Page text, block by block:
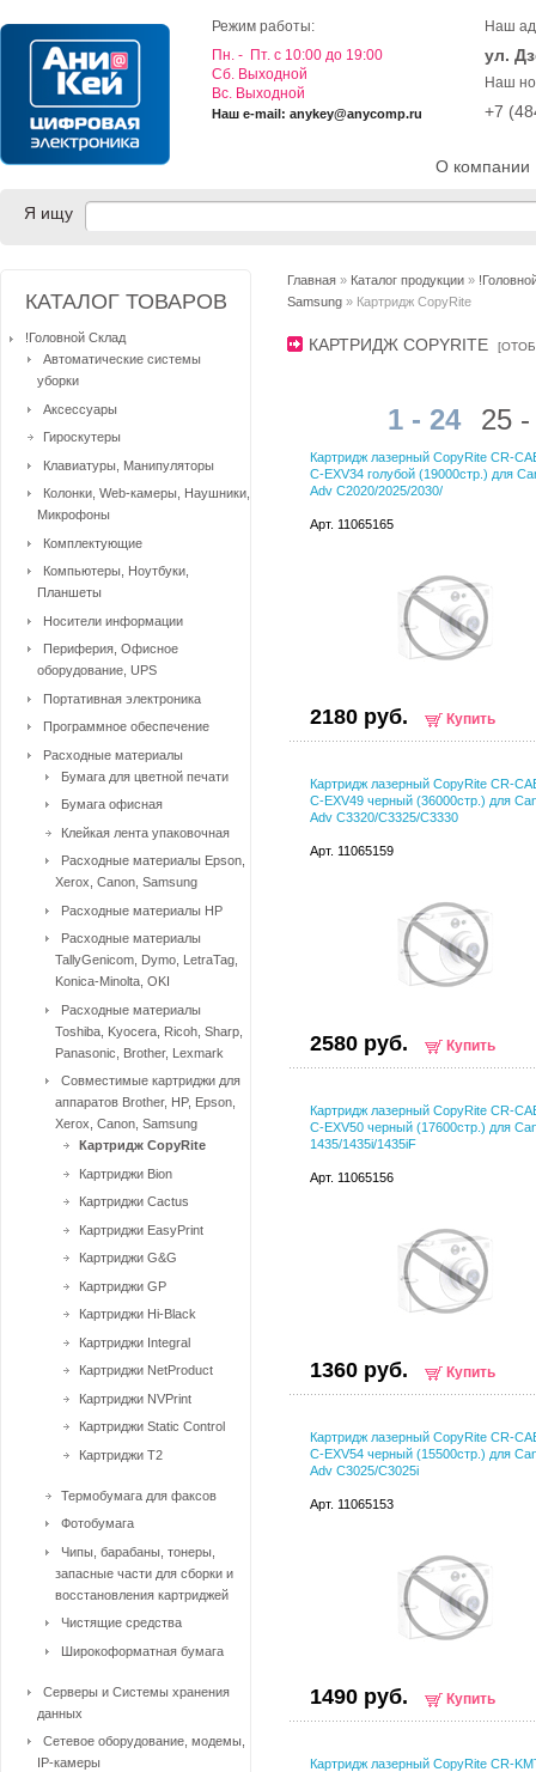
О компании
Режим работы:
Пн. - Пт. с 10:00 до 19:00
Cб. Выходной
Вс. Выходной
Наш e-mail: anykey@anycomp.ru
Наш
ул.
Наш
+7
Я ищу
Главная » Каталог продукции »
Samsung » Картридж CopyRite
КАРТРИДЖ COPYRITE [
1 - 24 25
Картридж лазерный CopyRite CR-
C-EXV34 голубой (19000стр.) для
Adv C2020/2025/2030/
Арт. 11065165
2180 руб. Купить
Картридж лазерный CopyRite CR-
C-EXV49 черный (36000стр.) для
Adv C3320/C3325/C3330
Арт. 11065159
2580 руб. Купить
Картридж лазерный CopyRite CR-
C-EXV50 черный (17600стр.) для
1435/1435i/1435iF
Арт. 11065156
1360 руб. Купить
Картридж лазерный CopyRite CR-
C-EXV54 черный (15500стр.) для
Adv C3025/C3025i
Арт. 11065153
1490 руб. Купить
Картридж лазерный CopyRite CR-
КАТАЛОГ ТОВАРОВ
!Головной Склад
Автоматические системы
уборки
Аксессуары
Гироскутеры
Клавиатуры, Манипуляторы
Колонки, Web-камеры, Наушники,
Микрофоны
Комплектующие
Компьютеры, Ноутбуки,
Планшеты
Носители информации
Периферия, Офисное
оборудование, UPS
Портативная электроника
Программное обеспечение
Расходные материалы
Бумага для цветной печати
Бумага офисная
Клейкая лента упаковочная
Расходные материалы Epson,
Xerox, Canon, Samsung
Расходные материалы HP
Расходные материалы
TallyGenicom, Dymo, LetraTag,
Konica-Minolta, OKI
Расходные материалы
Toshiba, Kyocera, Ricoh, Sharp,
Panasonic, Brother, Lexmark
Совместимые картриджи для
аппаратов Brother, HP, Epson,
Xerox, Canon, Samsung
Картридж CopyRite
Картриджи Bion
Картриджи Cactus
Картриджи EasyPrint
Картриджи G&G
Картриджи GP
Картриджи Hi-Black
Картриджи Integral
Картриджи NetProduct
Картриджи NVPrint
Картриджи Static Control
Картриджи T2
Термобумага для факсов
Фотобумага
Чипы, барабаны, тонеры,
запасные части для сборки и
восстановления картриджей
Чистящие средства
Широкоформатная бумага
Серверы и Системы хранения
данных
Сетевое оборудование, модемы,
IP-камеры